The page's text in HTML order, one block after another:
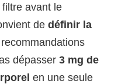
filtre avant le
de définir la
dépasser 3 mg de
en une seule